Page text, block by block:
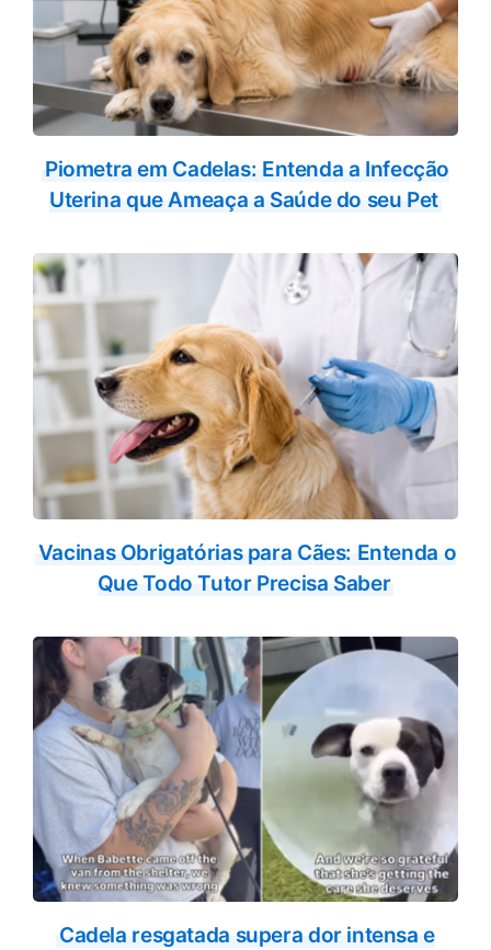
Piometra em Cadelas: Entenda a Infecção
Uterina que Ameaça a Saúde do seu Pet
Vacinas Obrigatórias para Cães: Entenda o
Que Todo Tutor Precisa Saber
Cadela resgatada supera dor intensa e